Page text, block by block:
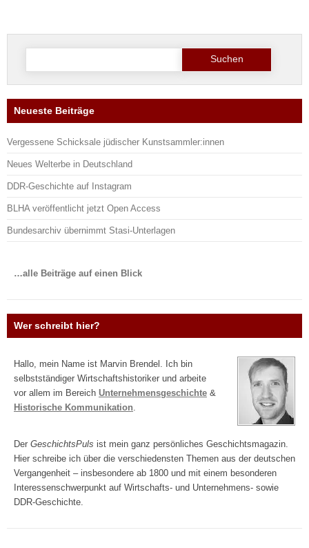
Suche
Neueste Beiträge
Vergessene Schicksale jüdischer Kunstsammler:innen
Neues Welterbe in Deutschland
DDR-Geschichte auf Instagram
BLHA veröffentlicht jetzt Open Access
Bundesarchiv übernimmt Stasi-Unterlagen
…alle Beiträge auf einen Blick
Wer schreibt hier?
Hallo, mein Name ist Marvin Brendel. Ich bin
selbstständiger Wirtschaftshistoriker und arbeite
vor allem im Bereich Unternehmensgeschichte &
Historische Kommunikation
Der GeschichtsPuls ist mein ganz persönliches Geschichtsmagazin.
Hier schreibe ich über die verschiedensten Themen aus der deutschen
Vergangenheit – insbesondere ab 1800 und mit einem besonderen
Interessenschwerpunkt auf Wirtschafts- und Unternehmens- sowie
DDR-Geschichte.